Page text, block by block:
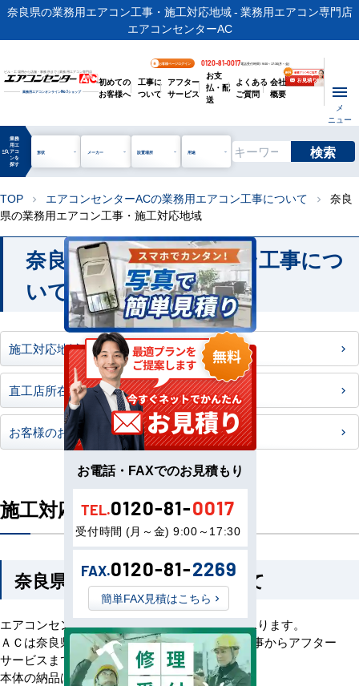
奈良県の業務用エアコン工事・施工対応地域 - 業務用エアコン専門店
エアコンセンターAC
ビル・工場用から店舗・事務所まで | 業務用エアコン専門店
業務用エアコンオンラインNo.1ショップ
お客様ページログイン 0120-81-0017電話受付時間 / 9:00～17:30(月～金)
初めての
お客様へ
工事に
ついて
アフター
サービス
お支
払・配
送
よくある
ご質問
会社
概要
メ
ニュー
manage_search
業務
用エ
アコ
ンを
探す
形状 メーカー 設置場所 用途 検索
TOP chevron_right エアコンセンターACの業務用エアコン工事について chevron_right
奈良
県の業務用エアコン工事・施工対応地域
奈良県の業務用エアコン工事につ
いて
施工対応地域について
直工店所在地
お客様のお声
施工対応地域について
奈良県の施工対応地域について
エアコンセンターACでは奈良県全域の工事を承ります。
ＡＣは奈良県の優良な工事店と提携し、据付工事からアフター
サービスまで安心してお任せいただけます。
本体の納品は全国配送いたしております。
お電話・FAXでのお見積もり
TEL.0120-81-0017
受付時間 (月～金) 9:00～17:30
FAX.0120-81-2269
簡単FAX見積はこちら